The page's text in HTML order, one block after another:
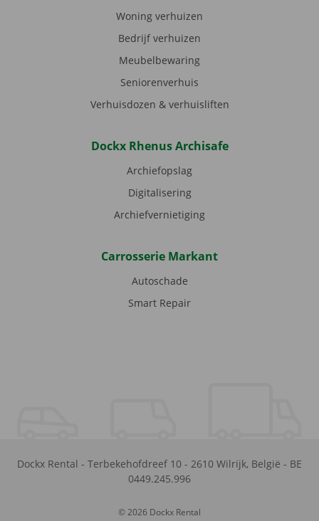
Woning verhuizen
Bedrijf verhuizen
Meubelbewaring
Seniorenverhuis
Verhuisdozen & verhuisliften
Dockx Rhenus Archisafe
Archiefopslag
Digitalisering
Archiefvernietiging
Carrosserie Markant
Autoschade
Smart Repair
Dockx Rental - Terbekehofdreef 10 - 2610 Wilrijk, België - BE
0449.245.996
© 2026 Dockx Rental